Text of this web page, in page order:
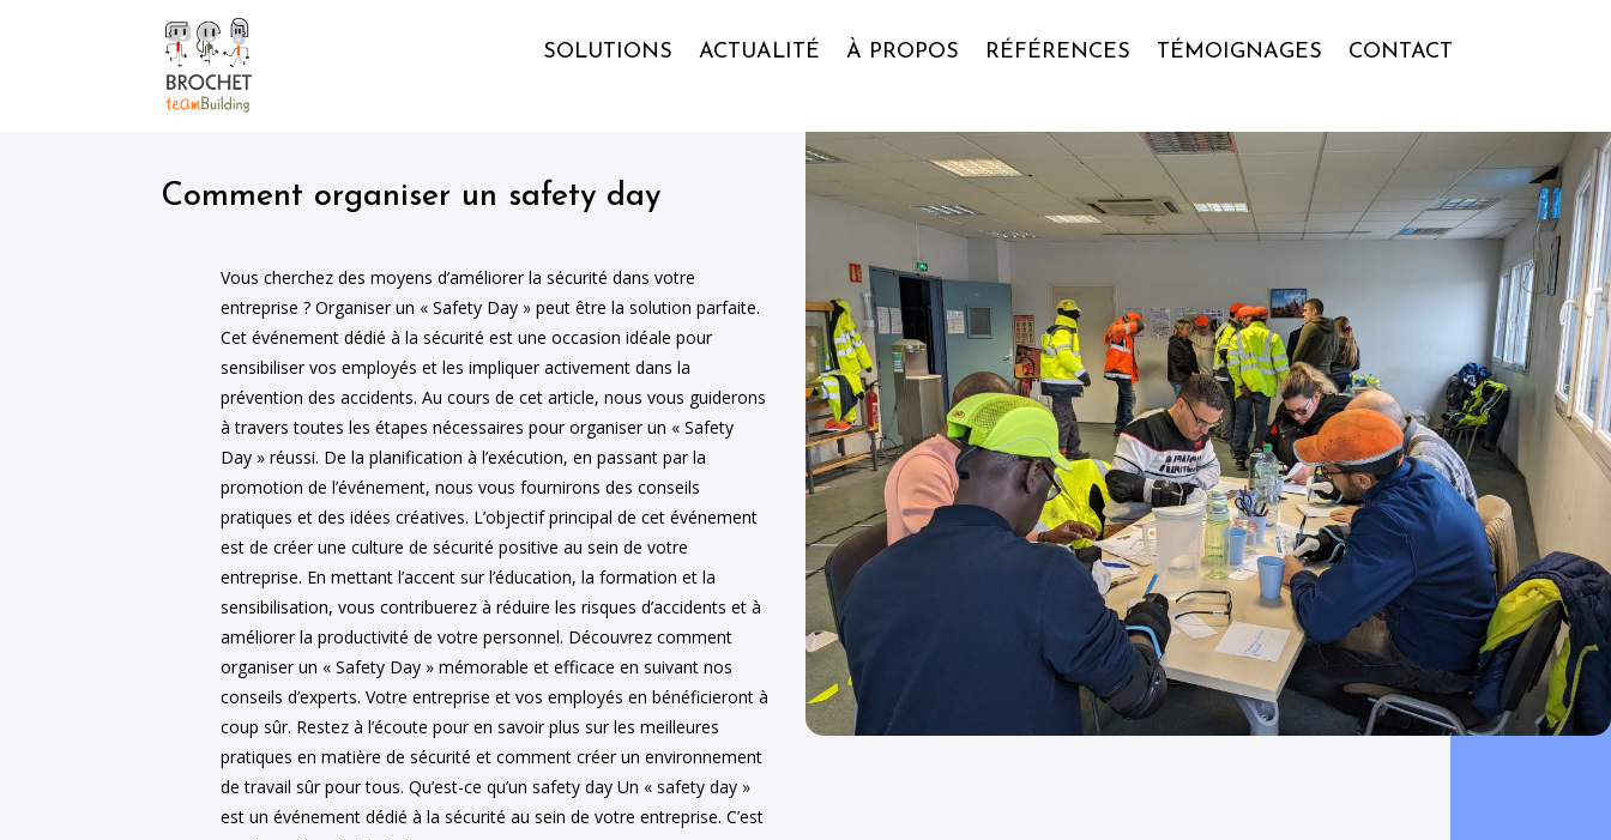
SOLUTIONS ACTUALITÉ À PROPOS RÉFÉRENCES TÉMOIGNAGES CONTACT
Comment organiser un safety day
Vous cherchez des moyens d’améliorer la sécurité dans votre
entreprise ? Organiser un « Safety Day » peut être la solution parfaite.
Cet événement dédié à la sécurité est une occasion idéale pour
sensibiliser vos employés et les impliquer activement dans la
prévention des accidents. Au cours de cet article, nous vous guiderons
à travers toutes les étapes nécessaires pour organiser un « Safety
Day » réussi. De la planification à l’exécution, en passant par la
promotion de l’événement, nous vous fournirons des conseils
pratiques et des idées créatives. L’objectif principal de cet événement
est de créer une culture de sécurité positive au sein de votre
entreprise. En mettant l’accent sur l’éducation, la formation et la
sensibilisation, vous contribuerez à réduire les risques d’accidents et à
améliorer la productivité de votre personnel. Découvrez comment
organiser un « Safety Day » mémorable et efficace en suivant nos
conseils d’experts. Votre entreprise et vos employés en bénéficieront à
coup sûr. Restez à l’écoute pour en savoir plus sur les meilleures
pratiques en matière de sécurité et comment créer un environnement
de travail sûr pour tous. Qu’est-ce qu’un safety day Un « safety day »
est un événement dédié à la sécurité au sein de votre entreprise. C’est